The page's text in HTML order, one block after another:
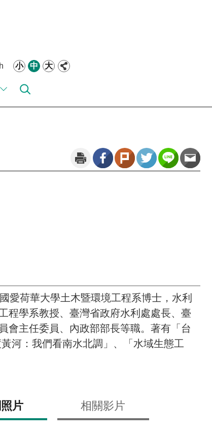
小 中 大
愛荷華大學土木暨環境工程系博士，水利
程學系教授、臺灣省政府水利處處長、臺
會主任委員、內政部部長等職。著有「台
河：我們看南水北調」、「水域生態工
片 相關影片